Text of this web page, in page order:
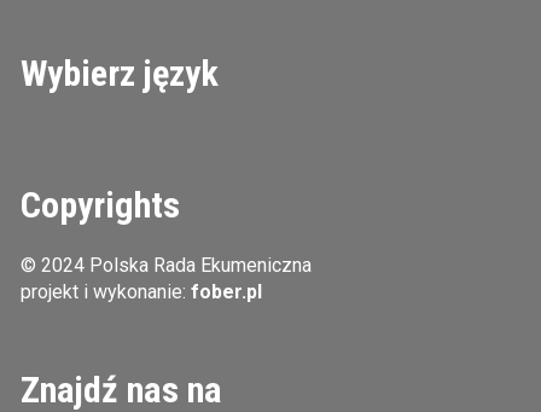
Wybierz język
Copyrights
© 2024 Polska Rada Ekumeniczna
projekt i wykonanie: fober.pl
Znajdź nas na